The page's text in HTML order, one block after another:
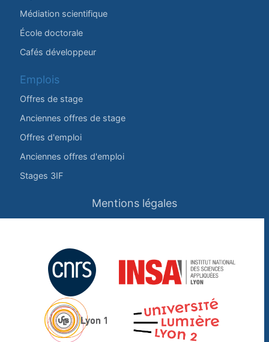
Médiation scientifique
École doctorale
Cafés développeur
Emplois
Offres de stage
Anciennes offres de stage
Offres d'emploi
Anciennes offres d'emploi
Stages 3IF
Mentions légales